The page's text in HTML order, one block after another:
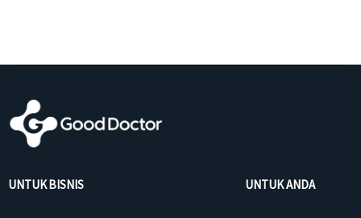
UNTUK BISNIS UNTUK ANDA